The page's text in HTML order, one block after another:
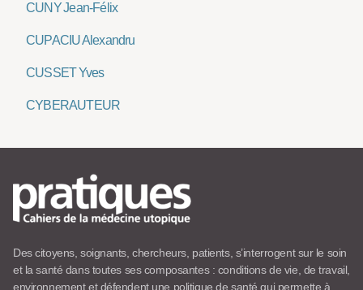
CUNY Jean-Félix
CUPACIU Alexandru
CUSSET Yves
CYBERAUTEUR
Des citoyens, soignants, chercheurs, patients, s’interrogent sur le soin
et la santé dans toutes ses composantes : conditions de vie, de travail,
environnement et défendent une politique de santé qui permette à